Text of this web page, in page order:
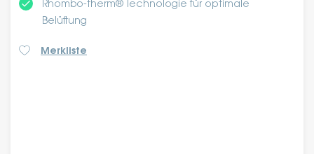
done
Rhombo-therm® Technologie für optimale
Belüftung
Merkliste